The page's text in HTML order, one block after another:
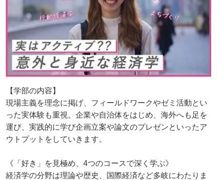
【学部の内容】
現場主義を理念に掲げ、フィールドワークやゼミ活動とい
った実体験も重視。企業や自治体をはじめ、海外へも足を
運び、実践的に学び企画立案や論文のプレゼンといったア
ウトプットをしていきます。
《「好き」を見極め、4つのコースで深く学ぶ》
経済学の分野は理論や歴史、国際経済など多岐にわたりま